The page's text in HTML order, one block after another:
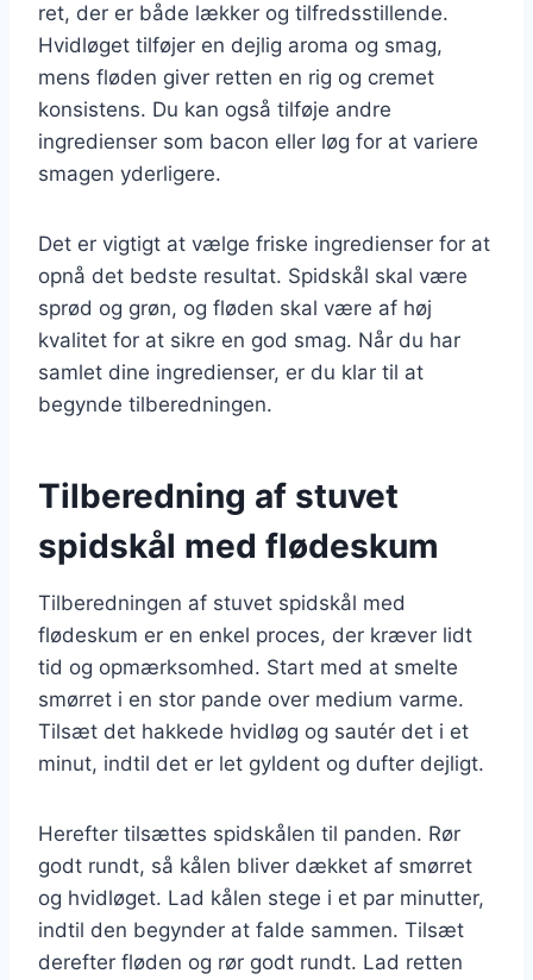
ret, der er både lækker og tilfredsstillende.
Hvidløget tilføjer en dejlig aroma og smag,
mens fløden giver retten en rig og cremet
konsistens. Du kan også tilføje andre
ingredienser som bacon eller løg for at variere
smagen yderligere.
Det er vigtigt at vælge friske ingredienser for at
opnå det bedste resultat. Spidskål skal være
sprød og grøn, og fløden skal være af høj
kvalitet for at sikre en god smag. Når du har
samlet dine ingredienser, er du klar til at
begynde tilberedningen.
Tilberedning af stuvet
spidskål med flødeskum
Tilberedningen af stuvet spidskål med
flødeskum er en enkel proces, der kræver lidt
tid og opmærksomhed. Start med at smelte
smørret i en stor pande over medium varme.
Tilsæt det hakkede hvidløg og sautér det i et
minut, indtil det er let gyldent og dufter dejligt.
Herefter tilsættes spidskålen til panden. Rør
godt rundt, så kålen bliver dækket af smørret
og hvidløget. Lad kålen stege i et par minutter,
indtil den begynder at falde sammen. Tilsæt
derefter fløden og rør godt rundt. Lad retten